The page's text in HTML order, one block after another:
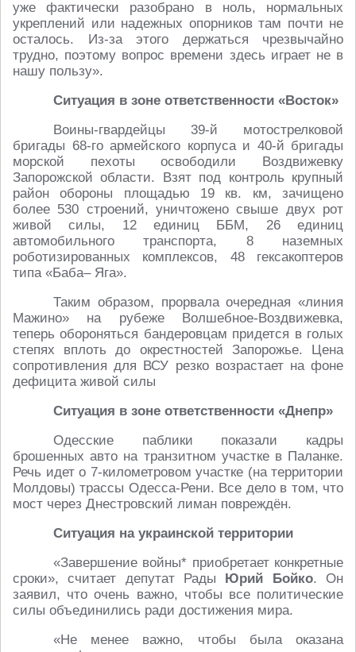
уже фактически разобрано в ноль, нормальных
укреплений или надежных опорников там почти не
осталось. Из-за этого держаться чрезвычайно
трудно, поэтому вопрос времени здесь играет не в
нашу пользу».
Ситуация в зоне ответственности «Восток»
Воины-гвардейцы 39-й мотострелковой
бригады 68-го армейского корпуса и 40-й бригады
морской пехоты освободили Воздвижевку
Запорожской области. Взят под контроль крупный
район обороны площадью 19 кв. км, зачищено
более 530 строений, уничтожено свыше двух рот
живой силы, 12 единиц ББМ, 26 единиц
автомобильного транспорта, 8 наземных
роботизированных комплексов, 48 гексакоптеров
типа «Баба– Яга».
Таким образом, прорвала очередная «линия
Мажино» на рубеже Волшебное-Воздвижевка,
теперь обороняться бандеровцам придется в голых
степях вплоть до окрестностей Запорожье. Цена
сопротивления для ВСУ резко возрастает на фоне
дефицита живой силы
Ситуация в зоне ответственности «Днепр»
Одесские паблики показали кадры
брошенных авто на транзитном участке в Паланке.
Речь идет о 7-километровом участке (на территории
Молдовы) трассы Одесса-Рени. Все дело в том, что
мост через Днестровский лиман повреждён.
Ситуация на украинской территории
«Завершение войны* приобретает конкретные
сроки», считает депутат Рады
Юрий Бойко. Он
заявил, что очень важно, чтобы все политические
силы объединились ради достижения мира.
«Не менее важно, чтобы была оказана